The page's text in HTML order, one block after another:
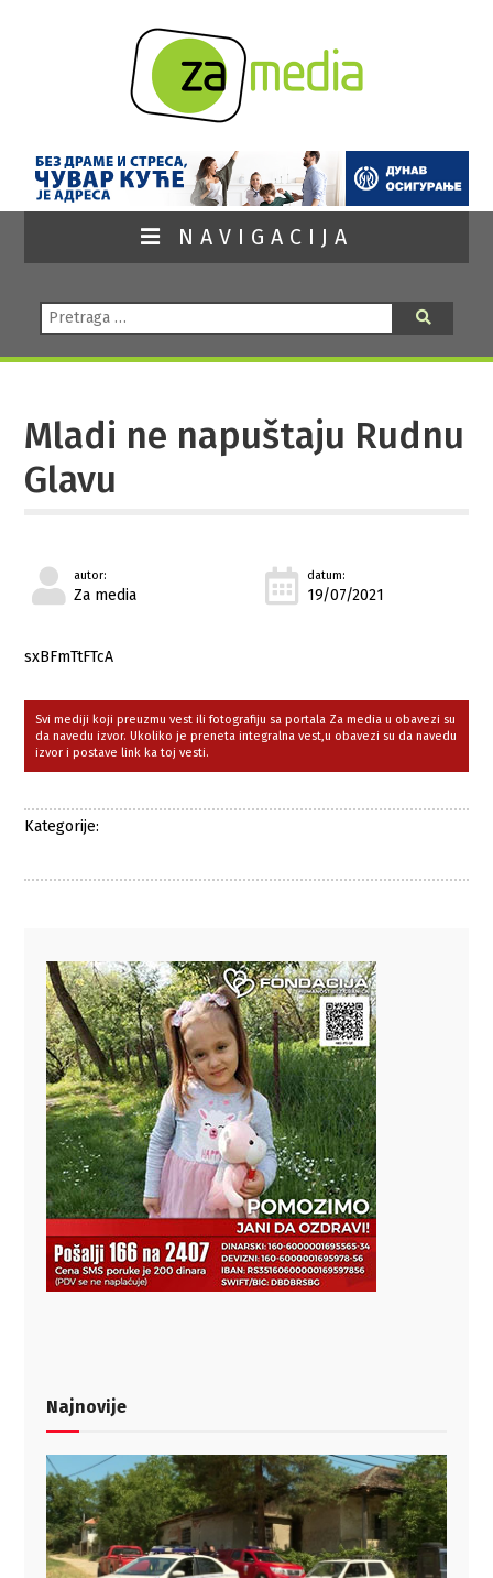
NAVIGACIJA
Pretraga:
Mladi ne napuštaju Rudnu
Glavu
autor:
Za media
datum:
19/07/2021
sxBFmTtFTcA
Svi mediji koji preuzmu vest ili fotografiju sa portala Za media u obavezi su
da navedu izvor. Ukoliko je preneta integralna vest,u obavezi su da navedu
izvor i postave link ka toj vesti.
Kategorije:
Najnovije